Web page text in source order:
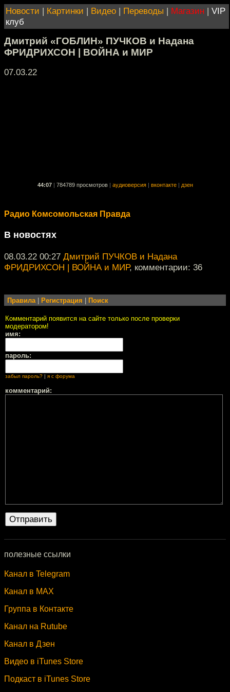
Новости | Картинки | Видео | Переводы | Магазин | VIP
клуб
Дмитрий «ГОБЛИН» ПУЧКОВ и Надана
ФРИДРИХСОН | ВОЙНА и МИР
07.03.22
44:07 784789 просмотров аудиоверсия вконтакте дзен
Радио Комсомольская Правда
В новостях
08.03.22 00:27 Дмитрий ПУЧКОВ и Надана
ФРИДРИХСОН | ВОЙНА и МИР, комментарии: 36
Правила| Регистрация Поиск
Комментарий появится на сайте только после проверки
модератором!
имя:
пароль:
забыл пароль? я с форума
комментарий:
полезные ссылки
Канал в Telegram
Канал в MAX
Группа в Контакте
Канал на Rutube
Канал в Дзен
Видео в iTunes Store
Подкаст в iTunes Store